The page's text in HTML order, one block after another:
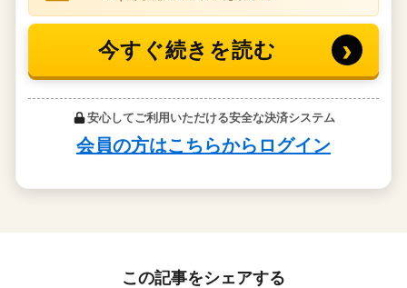
この記事をシェアする